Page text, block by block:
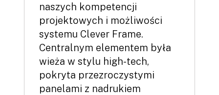
naszych kompetencji
projektowych i możliwości
systemu Clever Frame.
Centralnym elementem była
wieża w stylu high-tech,
pokryta przezroczystymi
panelami z nadrukiem